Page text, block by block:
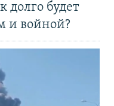
долго будет
и войной?